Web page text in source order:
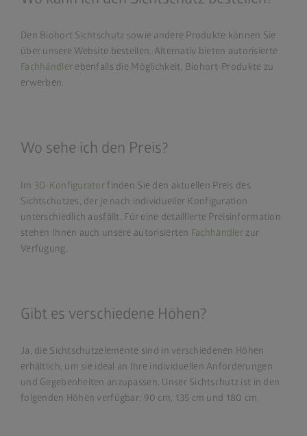
Den Biohort Sichtschutz sowie andere Produkte können Sie
über unsere Website bestellen. Alternativ bieten autorisierte
Fachhändler ebenfalls die Möglichkeit, Biohort-Produkte zu
erwerben.
Wo sehe ich den Preis?
Im 3D-Konfigurator finden Sie den aktuellen Preis des
Sichtschutzes, der je nach individueller Konfiguration
unterschiedlich ausfällt. Für eine detaillierte Preisinformation
stehen Ihnen auch unsere autorisierten Fachhändler zur
Verfügung.
Gibt es verschiedene Höhen?
Ja, die Sichtschutzelemente sind in verschiedenen Höhen
erhältlich, um sie ideal an Ihre individuellen Anforderungen
und Gegebenheiten anzupassen. Unser Sichtschutz ist in den
folgenden Höhen verfügbar: 90 cm, 135 cm und 180 cm.